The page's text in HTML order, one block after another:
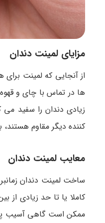
مزایای لمینت دندان
از آنجایی که لمینت
ها در تماس با چای و
زیادی دندان را سفید
کننده دیگر مقاوم
معایب لمینت دندان
ساخت لمینت دندان
کاملا یا تا حد زیادی از
ممکن است گاهی آسیب‌